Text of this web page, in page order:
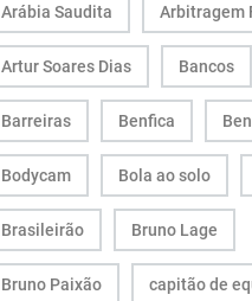
Arábia Saudita Arbitragem
Artur Soares Dias Bancos
Barreiras Benfica
Bodycam Bola ao solo
Brasileirão Bruno Lage
Bruno Paixão capitão de